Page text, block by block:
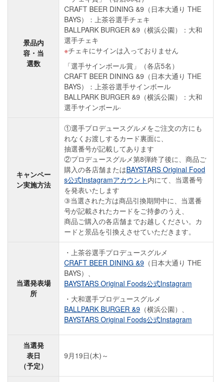
景品内
容・当
選数
CRAFT BEER DINING &9（日本大通り THE
BAYS）：上茶谷選手チェキ
BALLPARK BURGER &9（横浜公園）：大和
選手チェキ
チェキにサインは入っておりません
「選手サインボール賞」（各店5名）
CRAFT BEER DINING &9（日本大通り THE
BAYS）：上茶谷選手サインボール
BALLPARK BURGER &9（横浜公園）：大和
選手サインボール·
キャンペー
ン実施方法
①選手プロデュースグルメをご注文の方にも
れなくお渡しするカード裏面に、
抽選番号が記載してあります
②プロデュースグルメ第8弾終了後に、商品ご
購入の各店舗またはBAYSTARS Original Food
s公式Instagramアカウント 内にて、当選番号
を発表いたします
③当選された方は商品引換期間中に、当選番
号が記載されたカードをご持参のうえ、
商品ご購入の各店舗までお越しください。カ
ードと景品を引換えさせていただきます。
当選発表場
所
上茶谷選手プロデュースグルメ
CRAFT BEER DINING &9 （日本大通り THE
BAYS）、
BAYSTARS Original Foods公式Instagram
大和選手プロデュースグルメ
BALLPARK BURGER &9 （横浜公園）、
BAYSTARS Original Foods公式Instagram
当選発
表日
（予定）
9月19日(木)～